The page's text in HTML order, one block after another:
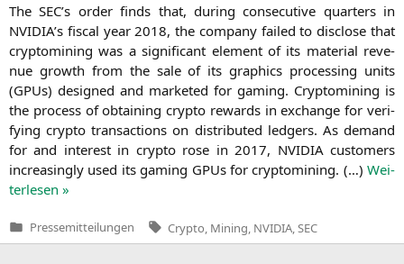
TheSEC’s order finds that, during con­se­cu­ti­ve quar­ters in
NVIDIA’s fis­cal year 2018, the com­pa­ny fai­led to dis­c­lo­se that
cryp­to­mi­ning was a signi­fi­cant ele­ment of its mate­ri­al reve­
nue growth from the sale of its gra­phics pro­ces­sing units
(GPUs) desi­gned and mar­ke­ted for gam­ing. Cryp­to­mi­ning is
the pro­cess of obtai­ning cryp­to rewards in exch­an­ge for veri­
fy­ing cryp­to tran­sac­tions on dis­tri­bu­ted led­gers. As demand
for and inte­rest in cryp­to rose in 2017, NVIDIA cus­to­mers
incre­asing­ly used its gam­ing GPUs for cryp­to­mi­ning. (…) Wei­
ter­le­sen »
Veröffentlicht
in
Pressemitteilungen Tags:
Crypto Mining NVIDIA SEC